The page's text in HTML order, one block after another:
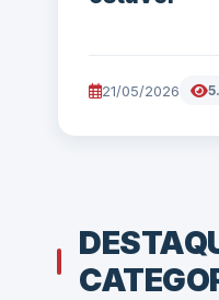
21/05/2026